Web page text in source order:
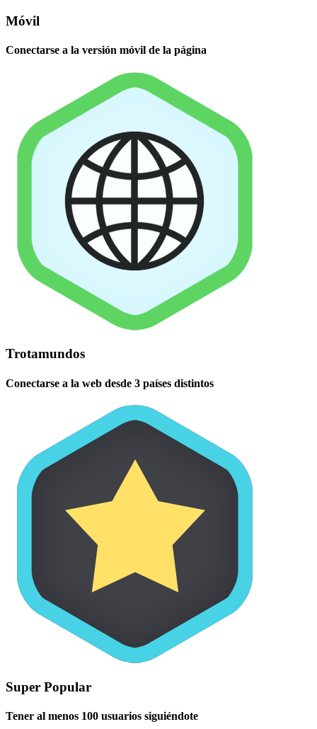
Móvil
Conectarse a la versión móvil de la página
Trotamundos
Conectarse a la web desde 3 países distintos
Super Popular
Tener al menos 100 usuarios siguiéndote